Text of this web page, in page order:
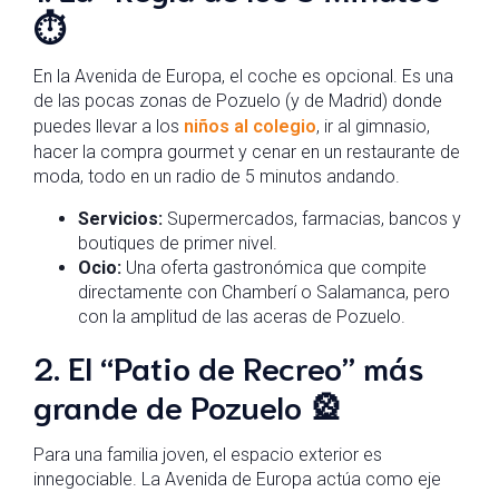
⏱️
En la Avenida de Europa, el coche es opcional. Es una
de las pocas zonas de Pozuelo (y de Madrid) donde
puedes llevar a los niños al colegio, ir al gimnasio,
hacer la compra gourmet y cenar en un restaurante de
moda, todo en un radio de 5 minutos andando.
Servicios: Supermercados, farmacias, bancos y
boutiques de primer nivel.
Ocio: Una oferta gastronómica que compite
directamente con Chamberí o Salamanca, pero
con la amplitud de las aceras de Pozuelo.
2. El “Patio de Recreo” más
grande de Pozuelo 🎡
Para una familia joven, el espacio exterior es
innegociable. La Avenida de Europa actúa como eje